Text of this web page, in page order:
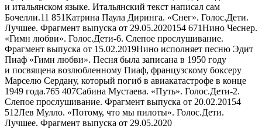
и итальянском языке. Итальянский текст написал сам
Бочелли.11 851Катрина Паула Диринга. «Снег». Голос.Дети.
Лучшее. Фрагмент выпуска от 29.05.2020154 671Нино Чеснер.
«Гимн любви». Голос.Дети-6. Слепое прослушивание.
Фрагмент выпуска от 15.02.2019Нино исполняет песню Эдит
Пиаф «Гимн любви». Песня была записана в 1950 году
и посвящена возлюбленному Пиаф, французскому боксеру
Марселю Сердану, который погиб в авиакатастрофе в конце
1949 года.765 407Сабина Мустаева. «Путь». Голос.Дети-2.
Слепое прослушивание. Фрагмент выпуска от 20.02.20154
512Лев Мулло. «Потому, что мы пилоты». Голос.Дети.
Лучшее. Фрагмент выпуска от 29.05.2020